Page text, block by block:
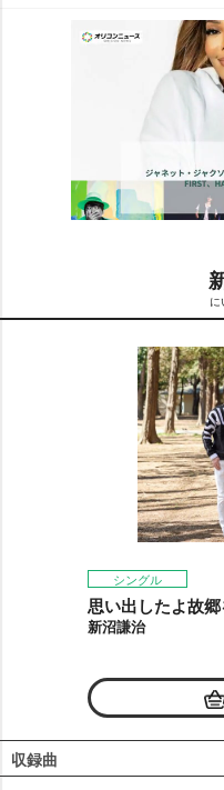
に
シングル
思い出したよ故
新沼謙治
収録曲